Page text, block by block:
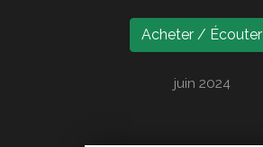
Acheter / Écouter
juin 2024